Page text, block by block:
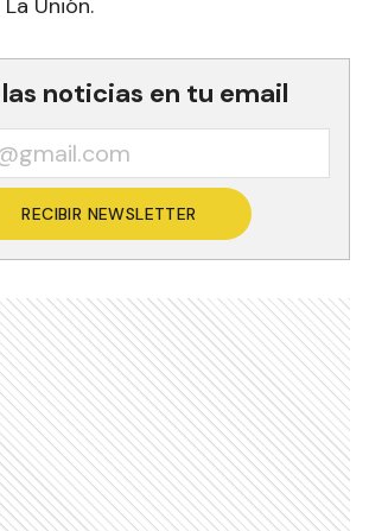
noticias en tu email
RECIBIR NEWSLETTER